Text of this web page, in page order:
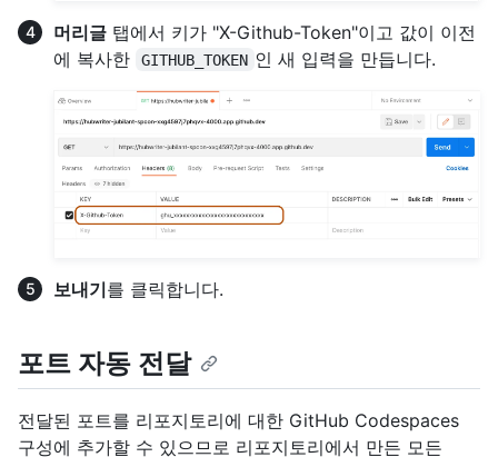
머리글 탭에서 키가 "X-Github-Token"이고 값이 이전
에 복사한
GITHUB_TOKEN 인 새 입력을 만듭니다.
보내기를 클릭합니다.
포트 자동 전달
전달된 포트를 리포지토리에 대한 GitHub Codespaces
구성에 추가할 수 있으므로 리포지토리에서 만든 모든